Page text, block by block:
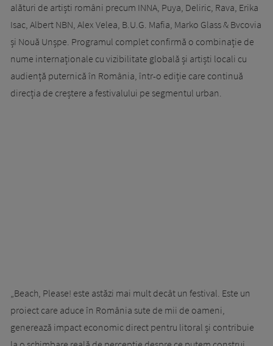
alături de artiști români precum INNA, Puya, Deliric, Rava, Erika
Isac, Albert NBN, Alex Velea, B.U.G. Mafia, Marko Glass & Bvcovia
și Nouă Unșpe. Programul complet confirmă o combinație de
nume internaționale cu vizibilitate globală și artiști locali cu
audiență puternică în România, într-o ediție care continuă
direcția de creștere a festivalului pe segmentul urban.
„Beach, Please! este astăzi mai mult decât un festival. Este un
proiect care aduce în România sute de mii de oameni,
generează impact economic direct pentru litoral și contribuie